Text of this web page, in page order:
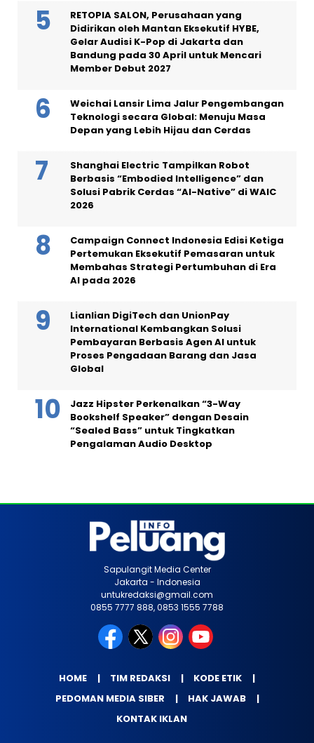
RETOPIA SALON, Perusahaan yang
Didirikan oleh Mantan Eksekutif HYBE,
Gelar Audisi K-Pop di Jakarta dan
Bandung pada 30 April untuk Mencari
Member Debut 2027
Weichai Lansir Lima Jalur Pengembangan
Teknologi secara Global: Menuju Masa
Depan yang Lebih Hijau dan Cerdas
Shanghai Electric Tampilkan Robot
Berbasis “Embodied Intelligence” dan
Solusi Pabrik Cerdas “AI-Native” di WAIC
2026
Campaign Connect Indonesia Edisi Ketiga
Pertemukan Eksekutif Pemasaran untuk
Membahas Strategi Pertumbuhan di Era
AI pada 2026
Lianlian DigiTech dan UnionPay
International Kembangkan Solusi
Pembayaran Berbasis Agen AI untuk
Proses Pengadaan Barang dan Jasa
Global
Jazz Hipster Perkenalkan “3-Way
Bookshelf Speaker” dengan Desain
“Sealed Bass” untuk Tingkatkan
Pengalaman Audio Desktop
Sapulangit Media Center
Jakarta - Indonesia
untukredaksi@gmail.com
0855 7777 888, 0853 1555 7788
HOME TIM REDAKSI
KODE ETIK
PEDOMAN MEDIA SIBER
HAK JAWAB
KONTAK IKLAN